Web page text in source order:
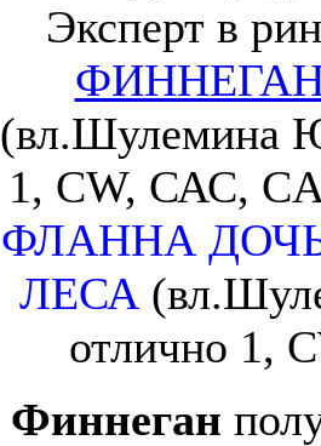
Эксперт в
(вл.Шулемина
1, CW, САС,
ФЛАННА
ЛЕСА
отлично 1,
Финнеган